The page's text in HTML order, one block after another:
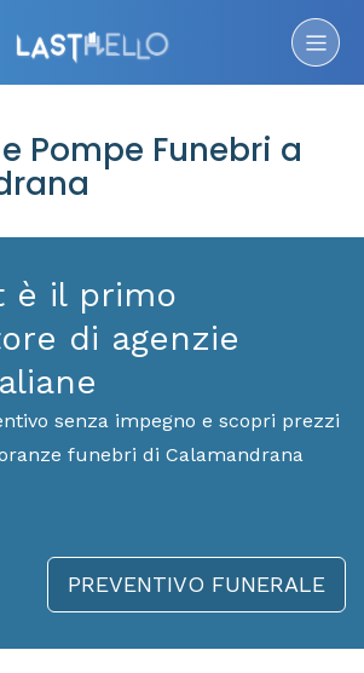
Pompe Funebri a
è il primo
di agenzie
senza impegno e scopri prezzi
funebri di Calamandrana
PREVENTIVO FUNERALE